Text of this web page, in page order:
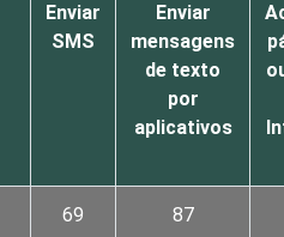
Enviar
SMS
Enviar
mensagens
de texto
por
aplicativos
69 87